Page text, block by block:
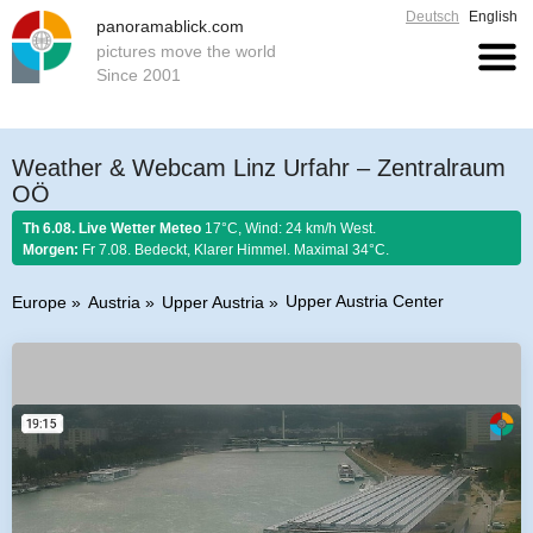
panoramablick.com
pictures move the world
Since 2001
Deutsch English
Weather & Webcam Linz Urfahr – Zentralraum
OÖ
Th 6.08. Live Wetter Meteo 17°C, Wind: 24 km/h West.
Morgen: Fr 7.08. Bedeckt, Klarer Himmel. Maximal 34°C.
Europe Austria Upper Austria Upper Austria Center